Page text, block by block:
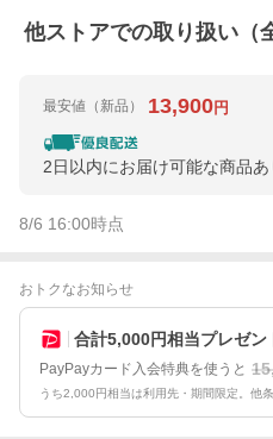
他ストアでの取り扱い（
最安値 （新品） 13,900円
2日以内にお届け可能な商品あ
8/6 16:00時点
おトクなお知らせ
合計5,000円相当プレゼン
PayPayカード入会特典を使うと
うち2,000円相当は利用先・期間限定。他